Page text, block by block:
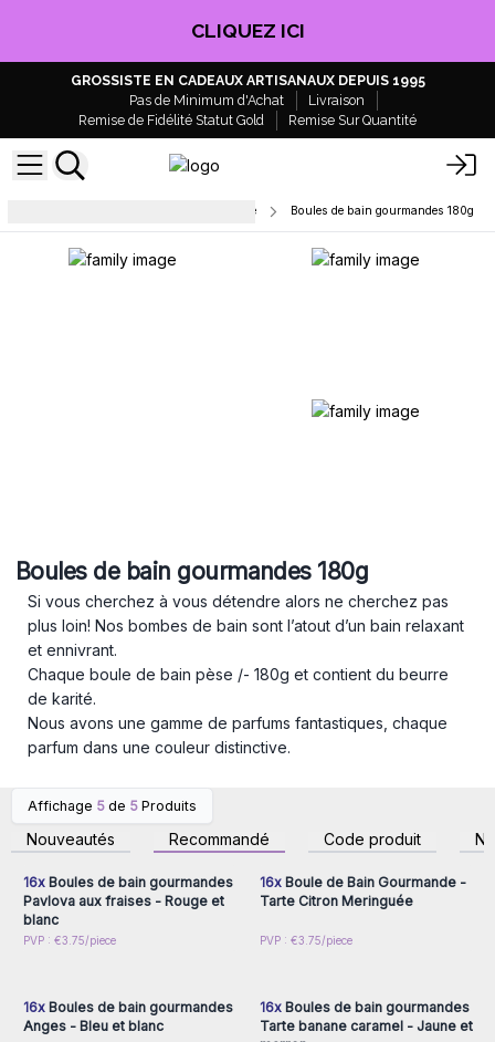
CLIQUEZ ICI
GROSSISTE EN CADEAUX ARTISANAUX DEPUIS 1995
Pas de Minimum d'Achat
Livraison
Remise de Fidélité Statut Gold
Remise Sur Quantité
Bombes de bain - Marque blanche Boules de bain gourmandes 180g
Boules de bain gourmandes 180g
Si vous cherchez à vous détendre alors ne cherchez pas
plus loin! Nos bombes de bain sont l’atout d’un bain relaxant
et ennivrant.
Chaque boule de bain pèse /- 180g et contient du beurre
de karité.
Nous avons une gamme de parfums fantastiques, chaque
parfum dans une couleur distinctive.
Affichage 5 de 5 Produits
Nouveautés Recommandé Code produit
Connectez-vous ou
inscrivez-vous pour
accéder aux prix de gros
16xBoules de bain gourmandes
Pavlova aux fraises - Rouge et
blanc
PVP : €3.75/piece
inscrivez-vous pour
accéder aux prix de gros
16xBoule de Bain Gourmande -
Tarte Citron Meringuée
PVP : €3.75/piece
Connectez-vous ou
16xBoules de bain gourmandes
Anges - Bleu et blanc
Connectez-vous ou
16xBoules de bain gourmandes
Tarte banane caramel - Jaune et